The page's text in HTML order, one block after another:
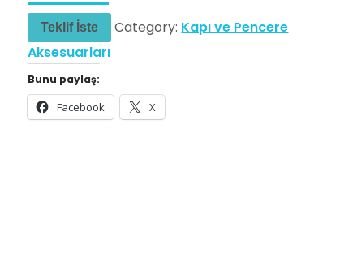
Teklif İste Category: Kapı ve Pencere
Aksesuarları
Bunu paylaş:
Facebook X